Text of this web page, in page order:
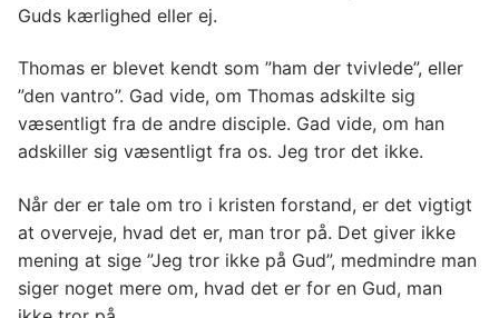
Guds kærlighed eller ej.
Thomas er blevet kendt som ”ham der tvivlede”, eller
”den vantro”. Gad vide, om Thomas adskilte sig
væsentligt fra de andre disciple. Gad vide, om han
adskiller sig væsentligt fra os. Jeg tror det ikke.
Når der er tale om tro i kristen forstand, er det vigtigt
at overveje, hvad det er, man tror på. Det giver ikke
mening at sige ”Jeg tror ikke på Gud”, medmindre man
siger noget mere om, hvad det er for en Gud, man